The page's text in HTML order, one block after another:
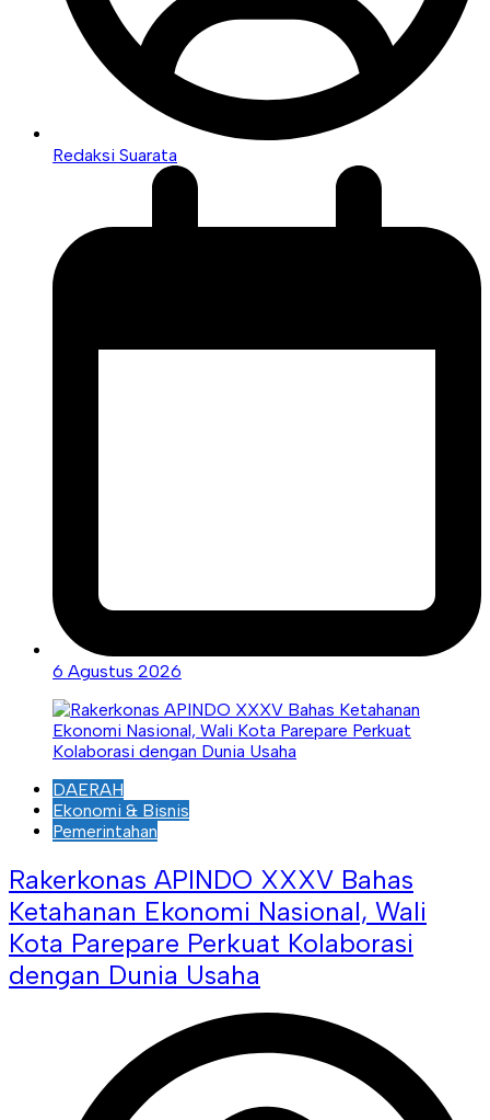
Redaksi Suarata
6 Agustus 2026
DAERAH
Ekonomi & Bisnis
Pemerintahan
Rakerkonas APINDO XXXV Bahas
Ketahanan Ekonomi Nasional, Wali
Kota Parepare Perkuat Kolaborasi
dengan Dunia Usaha